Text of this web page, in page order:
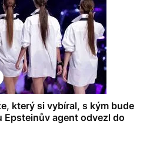
který si vybíral, s kým bude
Epsteinův agent odvezl do